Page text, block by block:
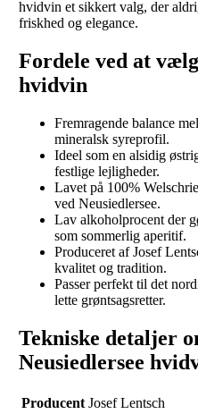
hvidvin et sikkert valg, der
friskhed og elegance.
Fordele ved at
hvidvin
Fremragende balance
mineralsk syreprofil.
Ideel som en alsidig
festlige lejligheder.
Lavet på 100%
ved Neusiedlersee.
Lav alkoholprocent der
som sommerlig aperitif.
Produceret af Josef
kvalitet og tradition.
Passer perfekt til det
lette grøntsagsretter.
Tekniske detaljer
Neusiedlersee
Producent Josef Lentsch